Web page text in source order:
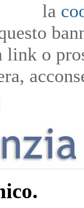
la
link o